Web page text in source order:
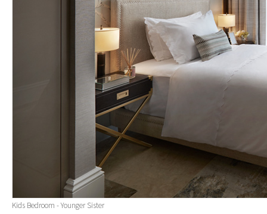
Kids Bedroom - Younger Sister